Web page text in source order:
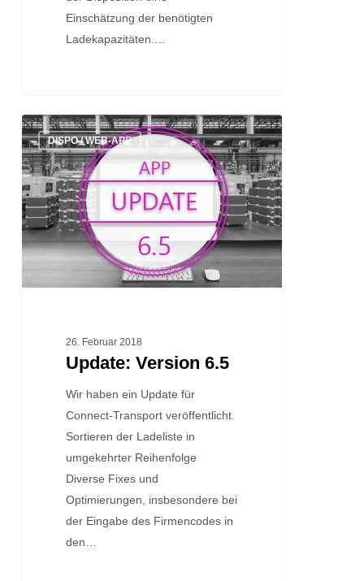
Einschätzung der benötigten
Ladekapazitäten.…
Update:
Version
6.5
DISPO / WEB-APP
26. Februar 2018
Update: Version 6.5
Wir haben ein Update für
Connect-Transport veröffentlicht.
Sortieren der Ladeliste in
umgekehrter Reihenfolge
Diverse Fixes und
Optimierungen, insbesondere bei
der Eingabe des Firmencodes in
den…